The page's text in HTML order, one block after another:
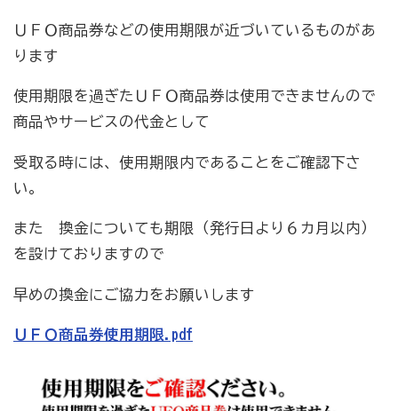
ＵＦＯ商品券などの使用期限が近づいているものがあ
ります
使用期限を過ぎたＵＦＯ商品券は使用できませんので
商品やサービスの代金として
受取る時には、使用期限内であることをご確認下さ
い。
また 換金についても期限（発行日より６カ月以内）
を設けておりますので
早めの換金にご協力をお願いします
ＵＦＯ商品券使用期限.pdf
商工会が扱う融資・金融制度
令和6年能登半島地震等災害に関する支援情報
商工会の共済・保険
貯蓄共済）
死亡保険金(最高6千万円)の掛捨共済・福祉共済「生
用共済）
経営者の退職金制度（小規模企業共済）